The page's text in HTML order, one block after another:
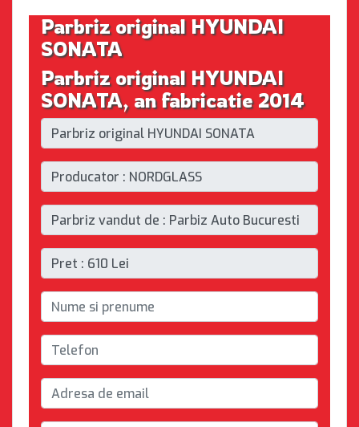
Parbriz original HYUNDAI
SONATA
Parbriz original HYUNDAI
SONATA, an fabricatie 2014